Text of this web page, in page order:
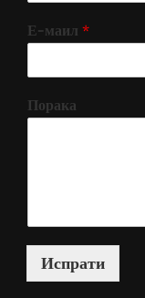
Е-маил *
Порака
Испрати